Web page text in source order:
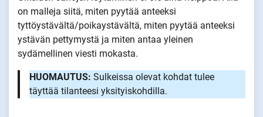
on malleja siitä, miten pyytää anteeksi
tyttöystävältä/poikaystävältä, miten pyytää anteeksi
ystävän pettymystä ja miten antaa yleinen
sydämellinen viesti mokasta.
HUOMAUTUS: Sulkeissa olevat kohdat tulee
täyttää tilanteesi yksityiskohdilla.